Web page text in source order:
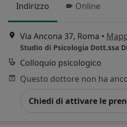
Indirizzo Online
Via Ancona 37, Roma •
Studio di Psicologia Dott.ssa
Colloquio psicologico
Chiedi di attivare le